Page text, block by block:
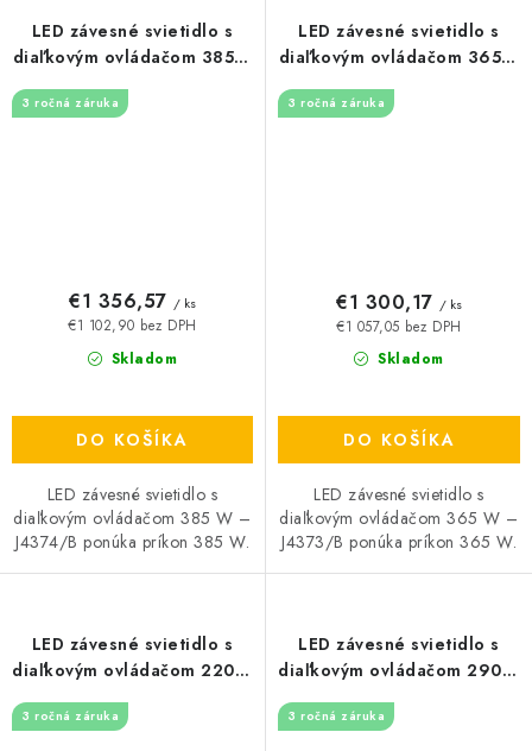
LED závesné svietidlo s
diaľkovým ovládačom 385W
- J4374/B
3 ročná záruka
Skladom
€1 102,90 bez DPH
€1 356,57 / ks
DO KOŠÍKA
LED závesné svietidlo s
diaľkovým ovládačom 385 W –
J4374/B ponúka príkon 385 W.
LED závesné svietidlo s
diaľkovým ovládačom 365W
- J4373/B
3 ročná záruka
Skladom
€1 057,05 bez DPH
€1 300,17 / ks
DO KOŠÍKA
LED závesné svietidlo s
diaľkovým ovládačom 365 W –
J4373/B ponúka príkon 365 W.
LED závesné svietidlo s
diaľkovým ovládačom 220W
- J4372/G
3 ročná záruka
LED závesné svietidlo s
diaľkovým ovládačom 290W
- J4371/BCH
3 ročná záruka